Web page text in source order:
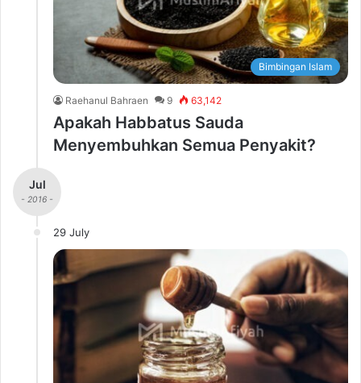
Bimbingan Islam
Raehanul Bahraen 9 63,142
Apakah Habbatus Sauda
Menyembuhkan Semua Penyakit?
Jul
- 2016 -
29 July